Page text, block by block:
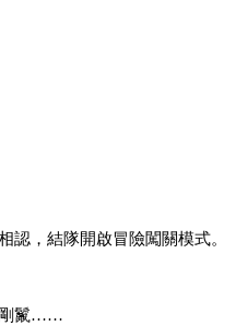
，結隊開啟冒險闖關模式。
剛鬣……